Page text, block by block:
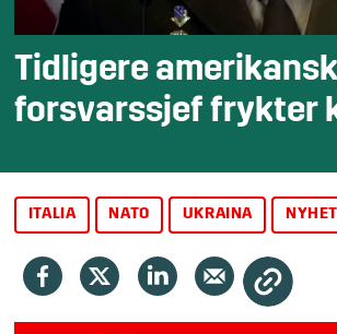
Tidligere amerikansk
forsvarssjef frykter
ITALIA NATO UKRAINA